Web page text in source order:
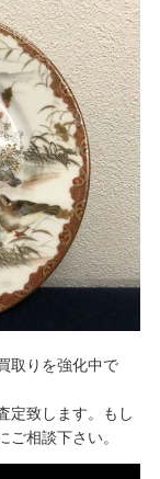
取りを強化中で
定致します。もし
相談下さい。